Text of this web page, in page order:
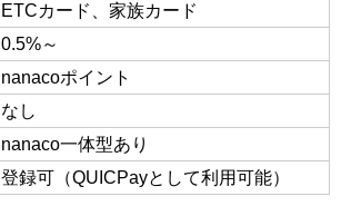
ETCカード、家族カード
0.5%～
nanacoポイント
なし
nanaco一体型あり
登録可（QUICPayとして利用可能）